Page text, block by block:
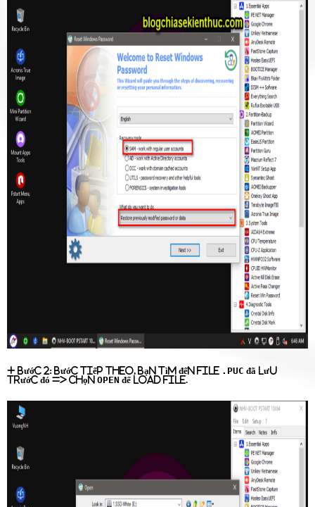
+ Bước 2: Bước tiếp theo, bạn tìm đến file .PUC đã lưu
trước đó => chọn OPEN để load file.